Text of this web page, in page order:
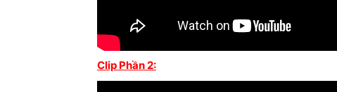
Clip Phần 2: